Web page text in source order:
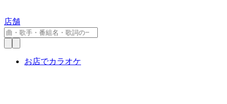
店舗
お店でカラオケ